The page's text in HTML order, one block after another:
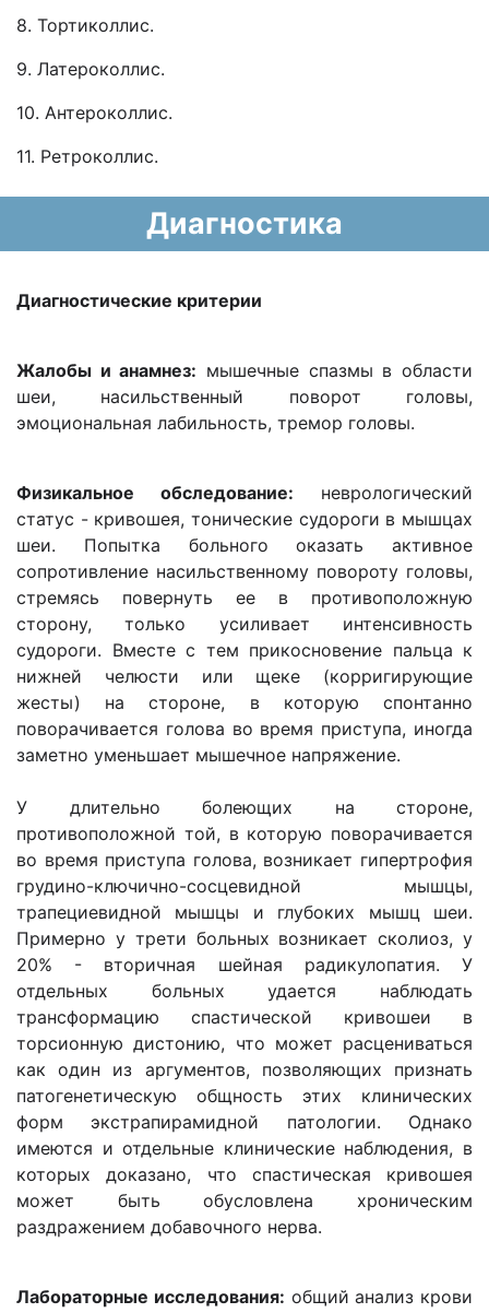
8. Тортиколлис.
9. Латероколлис.
10. Антероколлис.
11. Ретроколлис.
Диагностика
Диагностические критерии
Жалобы и анамнез: мышечные спазмы в области
шеи, насильственный поворот головы,
эмоциональная лабильность, тремор головы.
Физикальное обследование: неврологический
статус - кривошея, тонические судороги в мышцах
шеи. Попытка больного оказать активное
сопротивление насильственному повороту головы,
стремясь повернуть ее в противоположную
сторону, только усиливает интенсивность
судороги. Вместе с тем прикосновение пальца к
нижней челюсти или щеке (корригирующие
жесты) на стороне, в которую спонтанно
поворачивается голова во время приступа, иногда
заметно уменьшает мышечное напряжение.
У длительно болеющих на стороне,
противоположной той, в которую поворачивается
во время приступа голова, возникает гипертрофия
грудино-ключично-сосцевидной мышцы,
трапециевидной мышцы и глубоких мышц шеи.
Примерно у трети больных возникает сколиоз, у
20% - вторичная шейная радикулопатия. У
отдельных больных удается наблюдать
трансформацию спастической кривошеи в
торсионную дистонию, что может расцениваться
как один из аргументов, позволяющих признать
патогенетическую общность этих клинических
форм экстрапирамидной патологии. Однако
имеются и отдельные клинические наблюдения, в
которых доказано, что спастическая кривошея
может быть обусловлена хроническим
раздражением добавочного нерва.
Лабораторные исследования: общий анализ крови